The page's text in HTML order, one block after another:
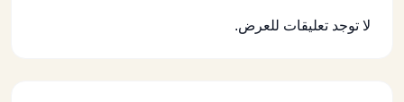
لا توجد تعليقات للعرض.